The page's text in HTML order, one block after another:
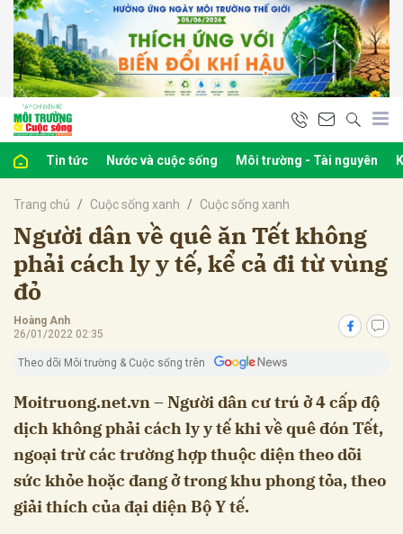
Tin tức Nước và cuộc sống Môi trường - Tài nguyên
Trang chủ Cuộc sống xanh Cuộc sống xanh
Người dân về quê ăn Tết không
phải cách ly y tế, kể cả đi từ vùng
đỏ
Hoàng Anh
26/01/2022 02:35
Theo dõi Môi trường & Cuộc sống trên
Moitruong.net.vn – Người dân cư trú ở 4 cấp độ
dịch không phải cách ly y tế khi về quê đón Tết,
ngoại trừ các trường hợp thuộc diện theo dõi
sức khỏe hoặc đang ở trong khu phong tỏa, theo
giải thích của đại diện Bộ Y tế.
luận